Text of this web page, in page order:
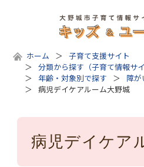
ホーム
子育て支援サイト
分類から探す（子育て情報サ
年齢・対象別で探す
障
病児デイケアルーム大野城
病児デイケア